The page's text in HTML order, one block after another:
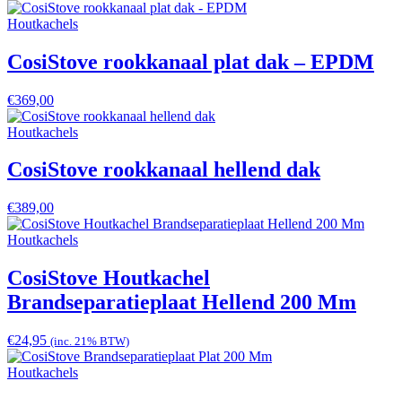
Houtkachels
CosiStove rookkanaal plat dak – EPDM
€369,00
Houtkachels
CosiStove rookkanaal hellend dak
€389,00
Houtkachels
CosiStove Houtkachel
Brandseparatieplaat Hellend 200 Mm
€24,95 (inc. 21% BTW)
Houtkachels